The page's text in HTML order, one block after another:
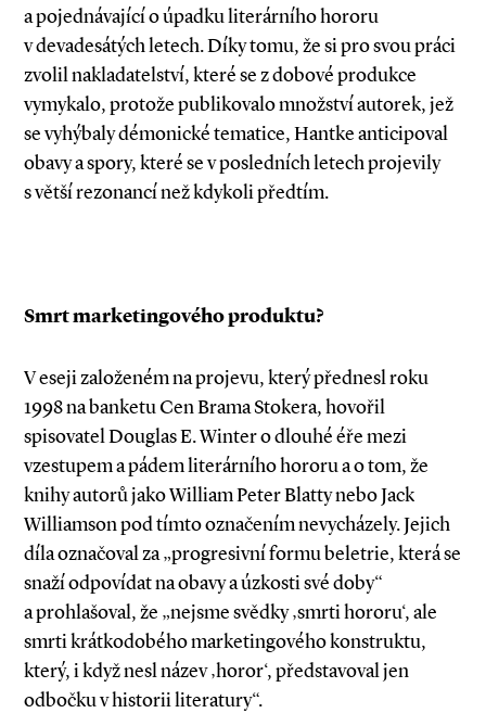
a pojednávající o úpadku literárního hororu
v devadesátých letech. Díky tomu, že si pro svou práci
zvolil nakladatelství, které se z dobové produkce
vymykalo, protože publikovalo množství autorek, jež
se vyhýbaly démonické tematice, Hantke anticipoval
obavy a spory, které se v posledních letech projevily
s větší rezonancí než kdykoli předtím.
Smrt marketingového produktu?
V eseji založeném na projevu, který přednesl roku
1998 na banketu Cen Brama Stokera, hovořil
spisovatel Douglas E. Winter o dlouhé éře mezi
vzestupem a pádem literárního hororu a o tom, že
knihy autorů jako William Peter Blatty nebo Jack
Williamson pod tímto označením nevycházely. Jejich
díla označoval za „progresivní formu beletrie, která se
snaží odpovídat na obavy a úzkosti své doby“
a prohlašoval, že „nejsme svědky ‚smrti hororu‘, ale
smrti krátkodobého marketingového konstruktu,
který, i když nesl název ‚horor‘, představoval jen
odbočku v historii literatury“.